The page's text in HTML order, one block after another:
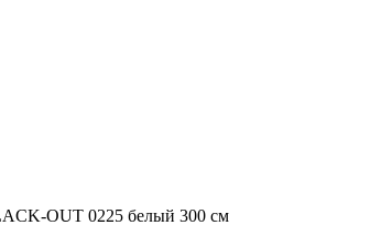
OUT 0225 белый 300 см